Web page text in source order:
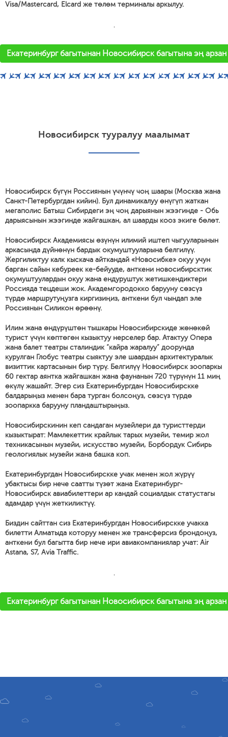
Visa/Mastercard, Elcard же төлөм терминалы аркылуу.
'
Екатеринбург багытынан Новосибирск багытына эң
Новосибирск тууралуу маалымат
Новосибирск бүгүн Россиянын үчүнчү чоң шаары (Москва жана
Санкт-Петербургдан кийин). Бул динамикалуу өнүгүп жаткан
мегаполис Батыш Сибирдеги эң чоң дарыянын жээгинде - Обь
дарыясынын жээгинде жайгашкан, ал шаарды кооз экиге бөлөт.
Новосибирск Академиясы өзүнүн илимий иштеп чыгууларынын
аркасында дүйнөнүн бардык окумуштууларына белгилүү.
Жергиликтуу калк кыскача айткандай «Новосибке» окуу учун
барган сайын кебуреек ке-бейууде, анткени новосибирсктик
окумуштуулардын окуу жана ендуруштук жетишкендиктери
Россияда тецдеши жок. Академгородокко барууну сөзсүз
түрдө маршрутуңузга киргизиңиз, анткени бул чындап эле
Россиянын Силикон өрөөнү.
Илим жана өндүрүштөн тышкары Новосибирскиде жөнөкөй
турист үчүн көптөгөн кызыктуу нерселер бар. Атактуу Опера
жана балет театры сталиндик “кайра жаралуу” доорунда
курулган Глобус театры сыяктуу эле шаардын архитектуралык
визиттик картасынын бир түрү. Белгилүү Новосибирск зоопаркы
60 гектар аянтка жайгашкан жана фаунанын 720 түрүнүн 11 миң
өкүлү жашайт. Эгер сиз Екатеринбургдан Новосибирскке
балдарыңыз менен бара турган болсоңуз, сөзсүз түрдө
зоопаркка барууну пландаштырыңыз.
Новосибирскинин кеп сандаган музейлери да туристтерди
кызыктырат: Мамлекеттик крайлык тарых музейи, темир жол
техникасынын музейи, искусство музейи, Борбордук Сибирь
геологиялык музейи жана башка коп.
Екатеринбургдан Новосибирскке учак менен жол жүрүү
убактысы бир нече саатты түзөт жана Екатеринбург-
Новосибирск авиабилеттери ар кандай социалдык статустагы
адамдар үчүн жеткиликтүү.
Биздин сайттан сиз Екатеринбургдан Новосибирскке учакка
билетти Алматыда которуу менен же трансферсиз брондоңуз,
анткени бул багытта бир нече ири авиакомпаниялар учат: Air
Astana, S7, Avia Traffic.
'
Екатеринбург багытынан Новосибирск багытына эң